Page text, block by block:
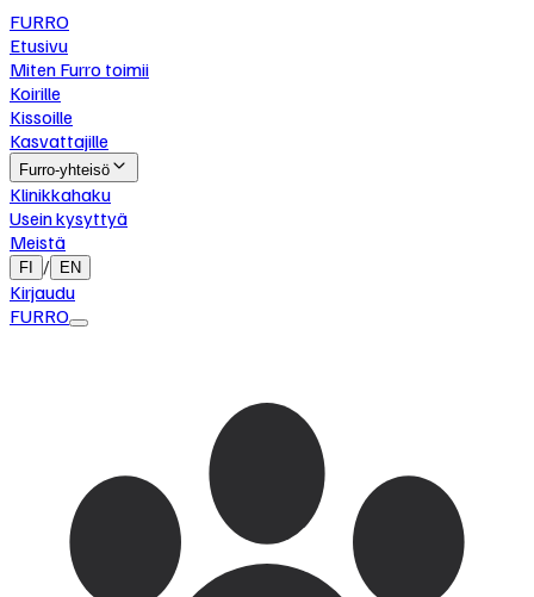
FURRO
Etusivu
Miten Furro toimii
Koirille
Kissoille
Kasvattajille
Furro-yhteisö
Klinikkahaku
Usein kysyttyä
Meistä
FI / EN
Kirjaudu
FURRO